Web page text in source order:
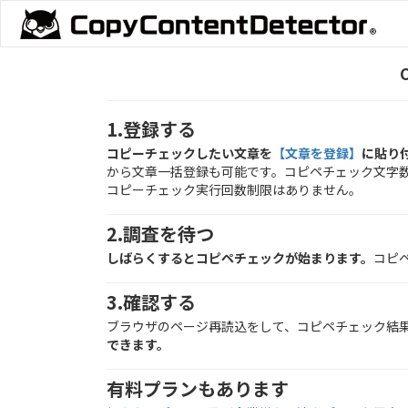
1.登録する
コピーチェックしたい文章を 【文章を登録】 に貼り
から文章一括登録も可能です。コピペチェック文
コピーチェック実行回数制限はありません。
2.調査を待つ
しばらくするとコピペチェックが始まります。 コピ
3.確認する
ブラウザのページ再読込をして、コピペチェック結
できます。
有料プランもあります